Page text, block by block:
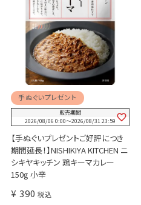
手ぬぐいプレゼント
販売期間
2026/08/06 0:00〜2026/08/31 23:59
【手ぬぐいプレゼントご好評につき
期間延長！】NISHIKIYA KITCHEN ニ
シキヤキッチン 鶏キーマカレー
150g 小辛
¥ 390 税込